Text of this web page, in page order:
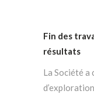
Fin des
résultats
La Société a